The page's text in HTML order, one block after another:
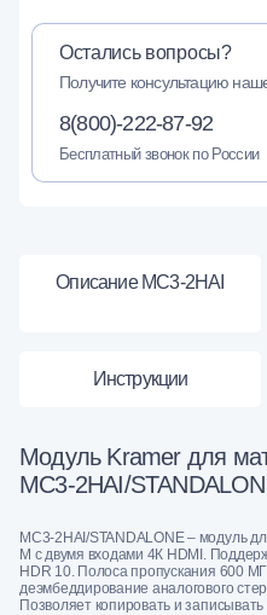
Остались вопросы?
Получите консультацию
8(800)-222-87-92
Бесплатный звонок по России
Описание MC3-2HAI
Инструкции
Модуль Kramer для
MC3-2HAI/
MC3-2HAI/STANDALONE – модуль
M c двумя входами 4К HDMI.
HDR 10. Полоса пропускания 600
деэмбеддирование аналогового
Позволяет копировать и